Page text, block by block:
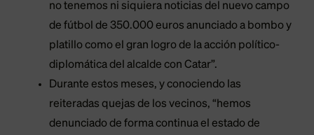
no tenemos ni siquiera noticias del nuevo campo
de fútbol de 350.000 euros anunciado a bombo y
platillo como el gran logro de la acción político-
diplomática del alcalde con Catar”.
Durante estos meses, y conociendo las
reiteradas quejas de los vecinos, “hemos
denunciado de forma continua el estado de